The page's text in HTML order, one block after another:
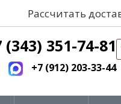
Рассчитать
(343) 351-74-81
+7 (912) 203-33-44